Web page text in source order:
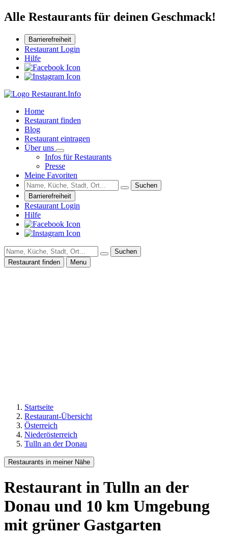
Alle Restaurants für deinen Geschmack!
Barrierefreiheit
Restaurant Login
Hilfe
Home
Restaurant finden
Blog
Restaurant eintragen
Über uns
Infos für Restaurants
Presse
Meine Favoriten
Suchen
Barrierefreiheit
Restaurant Login
Hilfe
Suchen
Restaurant finden
Menu
Startseite
Restaurant-Übersicht
Österreich
Niederösterreich
Tulln an der Donau
Restaurants in meiner Nähe
Restaurant in Tulln an der
Donau und 10 km Umgebung
mit grüner Gastgarten